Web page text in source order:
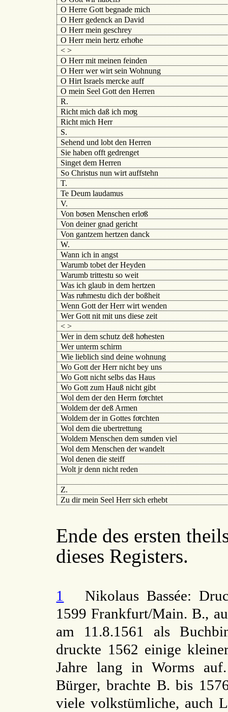
O Herre Gott begnade mich
O Herr gedenck an David
O Herr mein geschrey
O Herr mein hertz erhoͤhe
< >
O Herr mit meinen feinden
O Herr wer wirt sein Wohnung
O Hirt Israels mercke auff
O mein Seel Gott den Herren
R.
Richt mich daß ich moͤg
Richt mich Herr
S.
Sehend und lobt den Herren
Sie haben offt gedrenget
Singet dem Herren
So Christus nun wirt auffstehn
T.
Te Deum laudamus
V.
Von boͤsen Menschen erloͤß
Von deiner gnad gericht
Von gantzem hertzen danck
W.
Wann ich in angst
Warumb tobet der Heyden
Warumb trittestu so weit
Was ich glaub in dem hertzen
Was ruͤhmestu dich der boßheit
Wenn Gott der Herr wirt wenden
Wer Gott nit mit uns diese zeit
< >
Wer in dem schutz deß hoͤhesten
Wer unterm schirm
Wie lieblich sind deine wohnung
Wo Gott der Herr nicht bey uns
Wo Gott nicht selbs das Haus
Wo Gott zum Hauß nicht gibt
Wol dem der den Herrn foͤrchtet
Woldem der deß Armen
Woldem der in Gottes foͤrchten
Wol dem die ubertrettung
Woldem Menschen dem suͤnden viel
Wol dem Menschen der wandelt
Wol denen die steiff
Wolt jr denn nicht reden
Z.
Zu dir mein Seel Herr sich erhebt
Ende des ersten
dieses Registers.
1
Nikolaus Bassée:
1599 Frankfurt/Main. B.,
am 11.8.1561 als
druckte 1562 einige
Jahre lang in Worms
Bürger, brachte B. bis
viele volkstümliche, auch